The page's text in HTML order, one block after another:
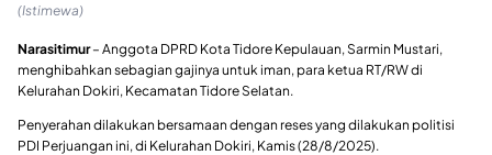
(Istimewa)
Narasitimur– Anggota DPRD Kota Tidore Kepulauan, Sarmin Mustari,
menghibahkan sebagian gajinya untuk iman, para ketua RT/RW di
Kelurahan Dokiri, Kecamatan Tidore Selatan.
Penyerahan dilakukan bersamaan dengan reses yang dilakukan politisi
PDI Perjuangan ini, di Kelurahan Dokiri, Kamis (28/8/2025).